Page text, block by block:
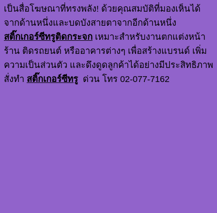
เป็นสื่อโฆษณาที่ทรงพลัง! ด้วยคุณสมบัติที่มองเห็นได้
จากด้านหนึ่งและบดบังสายตาจากอีกด้านหนึ่ง
สติ๊กเกอร์ซีทรูติดกระจก เหมาะสำหรับงานตกแต่งหน้า
ร้าน ติดรถยนต์ หรืออาคารต่างๆ เพื่อสร้างแบรนด์ เพิ่ม
ความเป็นส่วนตัว และดึงดูดลูกค้าได้อย่างมีประสิทธิภาพ
สั่งทำ สติ๊กเกอร์ซีทรู ด่วน โทร 02-077-7162